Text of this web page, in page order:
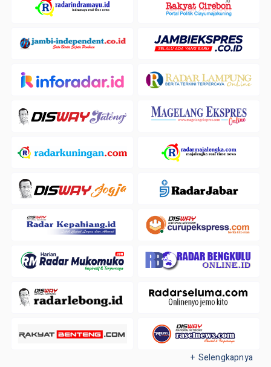
+ Selengkapnya